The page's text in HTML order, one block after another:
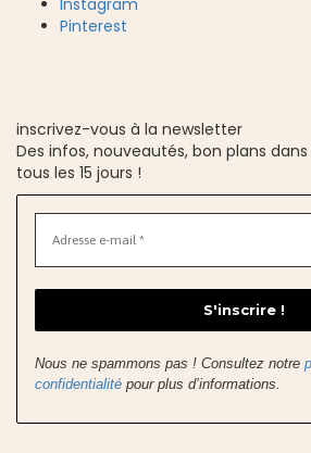
Pinterest
inscrivez-vous à la newsletter
Des infos, nouveautés, bon plans
tous les 15 jours !
Nous ne spammons pas ! Consultez notre
confidentialité pour plus d’informations.